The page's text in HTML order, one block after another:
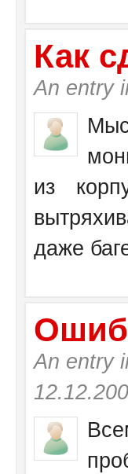
Как
An entry
из
даже
An entry